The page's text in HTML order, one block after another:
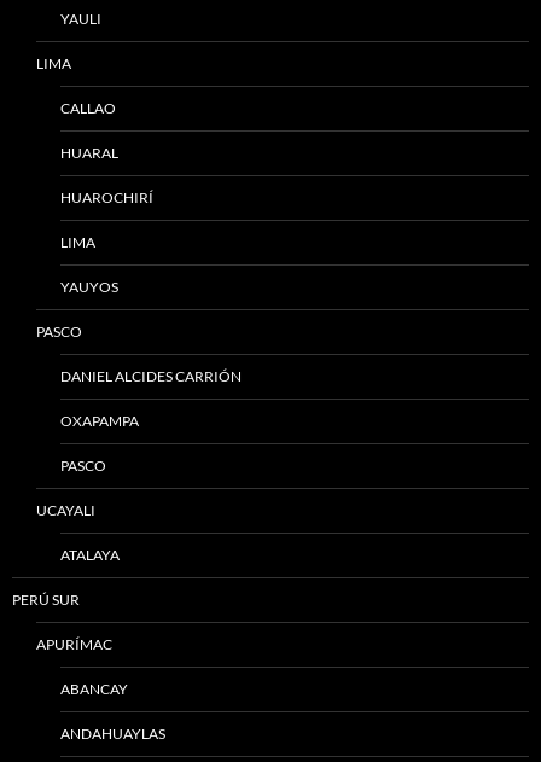
YAULI
LIMA
CALLAO
HUARAL
HUAROCHIRÍ
LIMA
YAUYOS
PASCO
DANIEL ALCIDES CARRIÓN
OXAPAMPA
PASCO
UCAYALI
ATALAYA
PERÚ SUR
APURÍMAC
ABANCAY
ANDAHUAYLAS